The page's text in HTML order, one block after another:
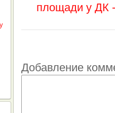
площади у ДК
Добавление